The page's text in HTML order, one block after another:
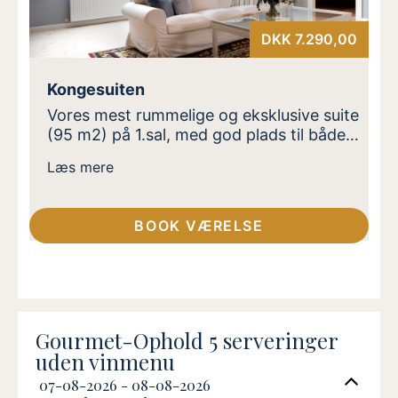
Kongesuiten
Vores mest rummelige og eksklusive suite
(95 m2) på 1.sal, med god plads til både
jer, der rejser som par, med større børn
uden at gå på kompromis med
komforten. Indrettet med to
omgivelser. Adgang til sauna.
Læs mere
DKK 7.290,00
BOOK VÆRELSE
Gourmet-Ophold 5 serveringer
uden vinmenu
07-08-2026 - 08-08-2026